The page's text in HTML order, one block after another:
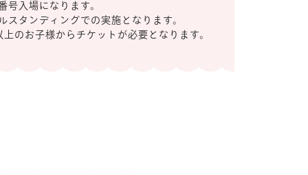
号入場になります。
スタンディングでの実施となります。
のお子様からチケットが必要となります。